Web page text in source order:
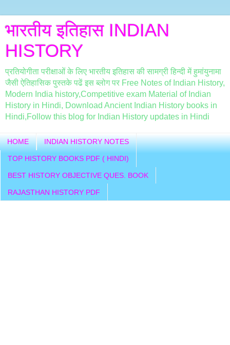
भारतीय इतिहास INDIAN
HISTORY
प्रतियोगीता परीक्षाओं के लिए भारतीय इतिहास की सामग्री हिन्दी में हुमांयुनामा
जैसी ऐतिहासिक पुस्तके पढें इस ब्लोग पर Free Notes of Indian History,
Modern India history,Competitive exam Material of Indian
History in Hindi, Download Ancient Indian History books in
Hindi,Follow this blog for Indian History updates in Hindi
HOME INDIAN HISTORY NOTES
TOP HISTORY BOOKS PDF ( HINDI)
BEST HISTORY OBJECTIVE QUES. BOOK
RAJASTHAN HISTORY PDF